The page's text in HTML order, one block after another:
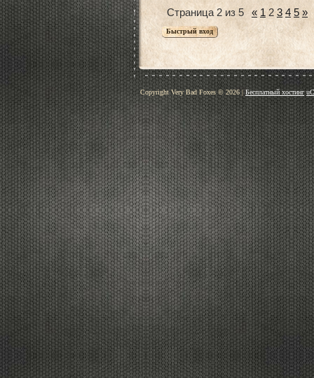
Страница 2 из 5 « 1 2 3 4 5 »
Copyright Very Bad Foxes © 2026| Бесплатный хостинг